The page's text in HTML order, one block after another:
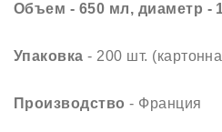
Объем - 650 мл, диаметр -
Упаковка - 200 шт.
Производство- Франция